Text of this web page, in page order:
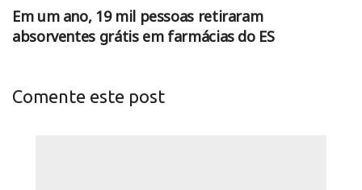
Em um ano, 19 mil pessoas retiraram
absorventes grátis em farmácias do ES
Comente este post